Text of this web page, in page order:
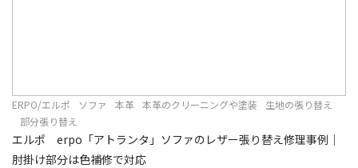
ERPO/エルポ ソファ 本革 本革のクリーニングや塗装
生地の張り替え
部分張り替え
エルポ erpo「アトランタ」ソファのレザー張り替え修理事例｜
肘掛け部分は色補修で対応